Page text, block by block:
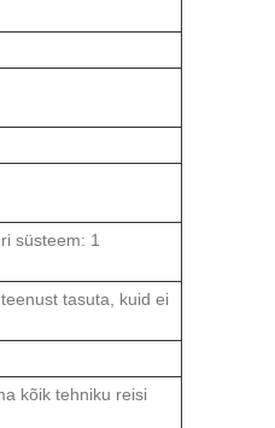
süsteem: 1
tasuta, kuid ei
kõik tehniku ​​reisi